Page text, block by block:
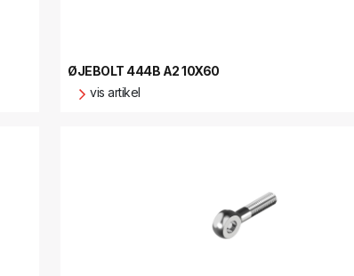
ØJEBOLT 444B A2 10X60
vis artikel